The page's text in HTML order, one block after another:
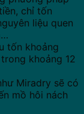
chỉ tốn
liệu quen
tốn khoảng
khoảng 12
Miradry sẽ có
mồ hôi nách